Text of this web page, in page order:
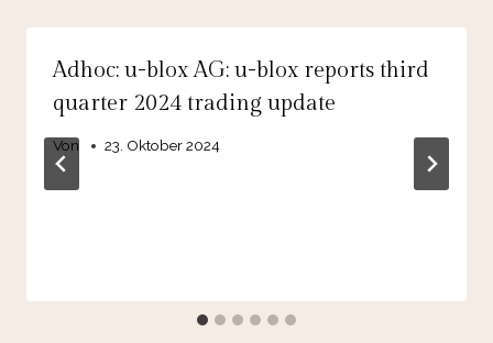
Adhoc: u-blox AG: u-blox reports third
quarter 2024 trading update
Von 23. Oktober 2024